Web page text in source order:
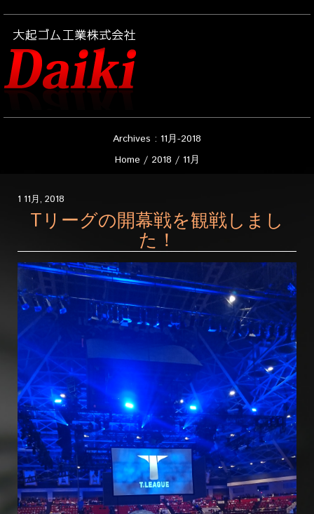
Archives : 11月-2018
Home / 2018 / 11月
1 11月, 2018
Tリーグの開幕戦を観戦しまし
た！